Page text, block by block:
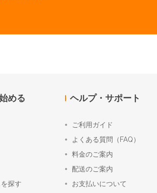
める
探す
ヘルプ・サポート
ご利用ガイド
よくある質問（FAQ）
料金のご案内
配送のご案内
お支払いについて